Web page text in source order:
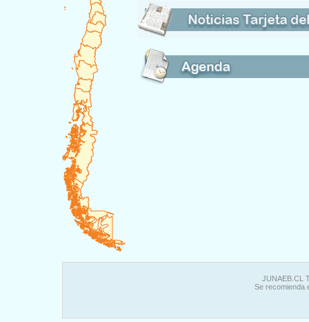
JUNAEB.CL
Se recomienda